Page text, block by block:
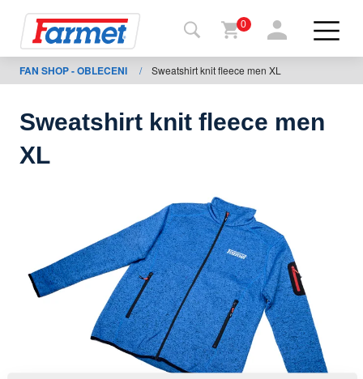
shop
För
nedladdning
0
FAN SHOP - OBLECENI / Sweatshirt knit fleece men XL
Sweatshirt knit fleece men
XL